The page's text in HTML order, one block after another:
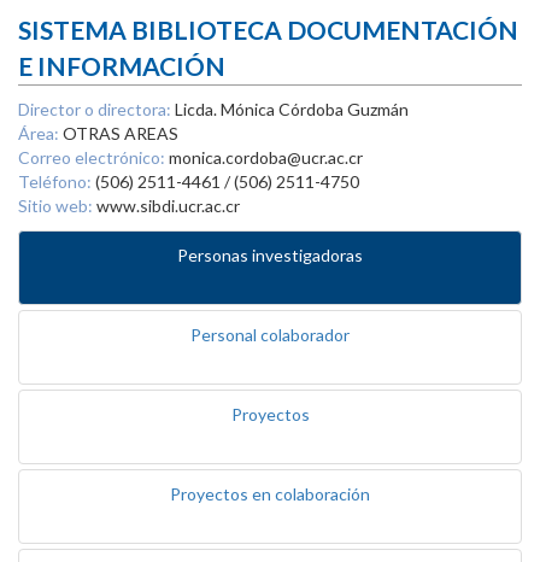
SISTEMA BIBLIOTECA DOCUMENTACIÓN
E INFORMACIÓN
Director o directora: Licda. Mónica Córdoba Guzmán
Área: OTRAS AREAS
Correo electrónico: monica.cordoba@ucr.ac.cr
Teléfono: (506) 2511-4461 / (506) 2511-4750
Sitio web: www.sibdi.ucr.ac.cr
Personas investigadoras
Personal colaborador
Proyectos
Proyectos en colaboración